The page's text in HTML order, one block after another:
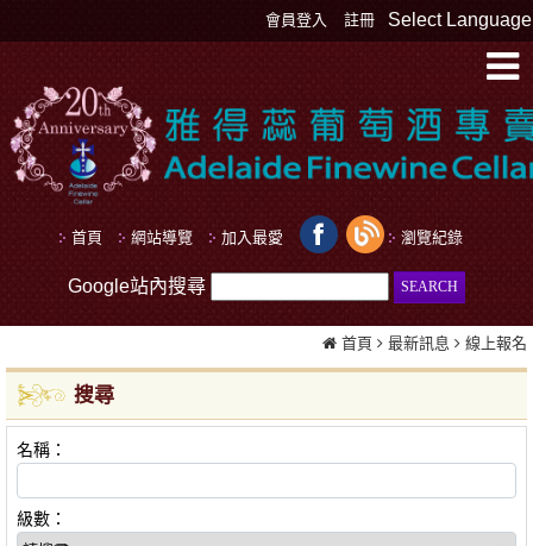
Select Language
會員登入 註冊
首頁 網站導覽 加入最愛 瀏覽紀錄
Google站內搜尋
首頁 最新訊息 線上報名
搜尋
名稱：
級數：